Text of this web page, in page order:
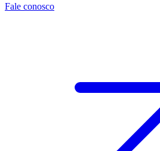
Fale conosco